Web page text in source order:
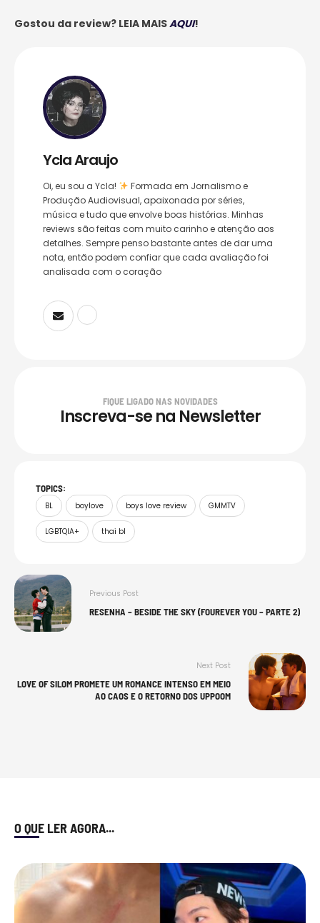
Gostou da review? LEIA MAISAQUI!
Ycla Araujo
Oi, eu sou a Ycla!
Formada em Jornalismo e
Produção Audiovisual, apaixonada por séries,
música e tudo que envolve boas histórias. Minhas
reviews são feitas com muito carinho e atenção aos
detalhes. Sempre penso bastante antes de dar uma
nota, então podem confiar que cada avaliação foi
analisada com o coração
FIQUE LIGADO NAS NOVIDADES
Inscreva-se na Newsletter
TOPICS:
BL boylove boys love review GMMTV
LGBTQIA+ thai bl
Previous Post
RESENHA – BESIDE THE SKY (FOUREVER YOU – PARTE 2)
Next Post
LOVE OF SILOM PROMETE UM ROMANCE INTENSO EM MEIO
AO CAOS E O RETORNO DOS UPPOOM
O QUE LER AGORA...